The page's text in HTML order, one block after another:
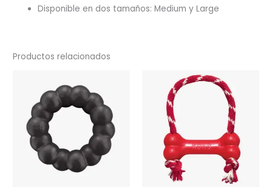
Disponible en dos tamaños: Medium y Large
Productos relacionados